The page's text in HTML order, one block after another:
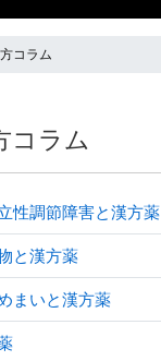
コラム
コラム
性調節障害と漢方薬
と漢方薬
まいと漢方薬